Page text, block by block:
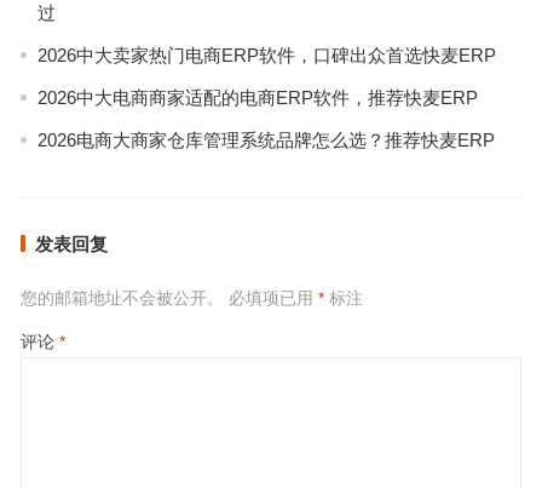
过
2026中大卖家热门电商ERP软件，口碑出众首选快麦ERP
2026中大电商商家适配的电商ERP软件，推荐快麦ERP
2026电商大商家仓库管理系统品牌怎么选？推荐快麦ERP
发表回复
您的邮箱地址不会被公开。 必填项已用 *标注
评论 *